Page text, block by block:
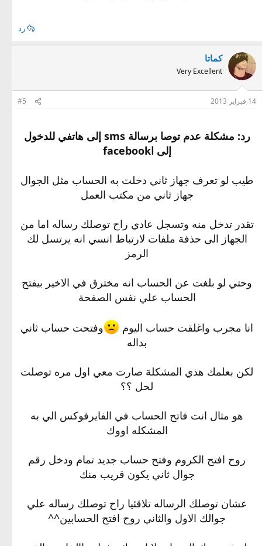
رد
كماتا
Very Excellent
14 فبراير 2013 #5
رد: مشكلة عدم توصا برسالة sms إلى هاتفي للدخول
إلى اfacebook
طيب لو تعرف جهاز ثاني دخلت به الحساب مثل الجوال
جهاز ثاني من مكتب العمل
تقدر تدخل منه وتسجل عادي راح توصلك رساله اما من
الجهاز الى حذفة ملفات لارتباط انسي انه يرتسل لك
الرمز
وحتي لو بلغت عن الحساب انه مخترق في الاخير بيفتح
الحساب علي نفس الصفحة
انا مجرب واغلقت حساب اليوم
وفتحت حساب ثاني
بداله
لكن بعلمك هذي المشكلة صارت معي اول مره توصلت
لحل ؟؟
هو مثال انت فاتح الحساب في الفايرفوكس الي به
المشكله اووك
روح افتح الكروم وفتح حساب جديد تمام ودخل رقم
جوال ثاني يكون قريب منك
عشان توصلك الرساله تلاقئيا راح توصلك رساله علي
جوالك الاول والثاني روح افتح الحسابين^^